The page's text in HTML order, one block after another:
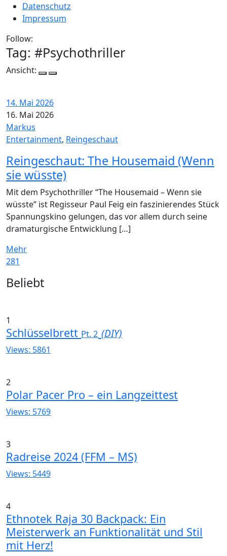
Datenschutz
Impressum
Follow:
Tag: #Psychothriller
Ansicht:
14. Mai 2026
16. Mai 2026
Markus
Entertainment, Reingeschaut
Reingeschaut: The Housemaid (Wenn
sie wüsste)
Mit dem Psychothriller “The Housemaid – Wenn sie
wüsste” ist Regisseur Paul Feig ein faszinierendes Stück
Spannungskino gelungen, das vor allem durch seine
dramaturgische Entwicklung […]
Mehr
281
Widgets
Beliebt
1
Schlüsselbrett Pt. 2 (DIY)
Views: 5861
2
Polar Pacer Pro – ein Langzeittest
Views: 5769
3
Radreise 2024 (FFM – MS)
Views: 5449
4
Ethnotek Raja 30 Backpack: Ein
Meisterwerk an Funktionalität und Stil
mit Herz!